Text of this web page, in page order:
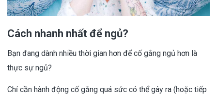
Cách nhanh nhất để ngủ?
Bạn đang dành nhiều thời gian hơn để cố gắng ngủ hơn là
thực sự ngủ?
Chỉ cần hành động cố gắng quá sức có thể gây ra (hoặc tiếp